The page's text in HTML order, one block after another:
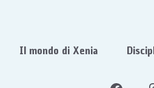
Il mondo di Xenia